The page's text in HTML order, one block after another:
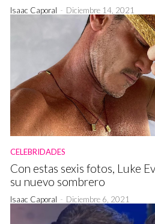
Isaac Caporal - Diciembre 14, 2021
CELEBRIDADES
Con estas sexis fotos, Luke
su nuevo sombrero
Isaac Caporal - Diciembre 6, 2021